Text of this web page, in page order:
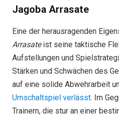
Jagoba Arrasate
Eine der herausragenden
Arrasateist seine taktische
Aufstellungen und
Stärken und Schwächen des
auf eine solide Abwehrarbeit
Umschaltspiel verlässt. Im
Trainern, die stur an einer